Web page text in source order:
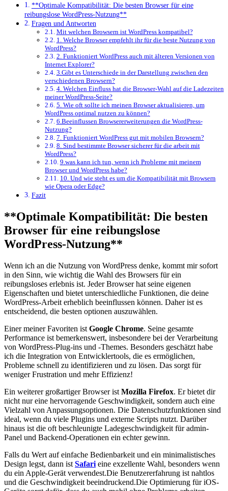
**Optimale⁢ Kompatibilität: Die besten ⁢Browser für eine
⁣reibungslose ​WordPress-Nutzung**
Fragen‌ und Antworten
Mit ‌welchen ⁣Browsern ‍ist WordPress‍ kompatibel?
1. Welche Browser​ empfehlt ihr für die beste⁣ Nutzung von
WordPress?
2. Funktioniert WordPress auch mit älteren ​Versionen von
Internet ‍Explorer?
3.Gibt es Unterschiede in der Darstellung zwischen ‍den
verschiedenen⁣ Browsern?
4. ⁣Welchen Einfluss hat⁢ die Browser-Wahl auf die ⁢Ladezeiten
meiner​ WordPress-Seite?
5. ‍Wie​ oft sollte ich⁢ meinen Browser aktualisieren, um
‍WordPress optimal nutzen zu können?
6.Beeinflussen Browsererweiterungen die WordPress-
Nutzung?
7.‍ Funktioniert WordPress gut mit mobilen ⁣Browsern?
8. Sind bestimmte ⁤Browser sicherer ⁣für die arbeit‌ mit​
WordPress?
9.was kann ich tun, ⁢wenn⁤ ich‌ Probleme mit‌ meinem‌
Browser und WordPress habe?
10. Und⁢ wie steht es um die Kompatibilität mit Browsern
wie Opera oder Edge?
Fazit
**Optimale⁢ Kompatibilität: Die besten
⁢Browser für eine ⁣reibungslose ​
WordPress-Nutzung**
Wenn ich an die ‌Nutzung⁢ von WordPress ⁢denke, kommt‌ mir sofort
in den Sinn, wie wichtig die Wahl des Browsers für ein
reibungsloses erlebnis ist. ⁢Jeder ⁤Browser hat seine eigenen
Eigenschaften und‌ bietet‍ unterschiedliche Funktionen, die deine
WordPress-Arbeit erheblich beeinflussen können. Daher ist es
entscheidend, ⁢die⁤ besten⁤ optionen auszuwählen.
Einer meiner Favoriten ist Google⁢ Chrome. Seine ‌gesamte
Performance ist bemerkenswert, ‍insbesondere bei der Verarbeitung
von WordPress-Plug-ins und -Themes. Besonders geschätzt habe
ich die⁤ Integration‍ von Entwicklertools, die ⁢es ermöglichen,
Probleme schnell zu identifizieren und zu lösen. Das sorgt ​für
weniger Frustration und mehr Effizienz!
Ein weiterer großartiger‌ Browser ist Mozilla Firefox. Er bietet dir
nicht nur⁤ eine​ hervorragende Geschwindigkeit, sondern auch ⁣eine
Vielzahl von Anpassungsoptionen. Die​ Datenschutzfunktionen sind
ideal, wenn du⁣ viele ⁢Plugins ⁣und externe Scripts ‍nutzt. Darüber
hinaus ‍ist die oft​ beschleunigte Ladegeschwindigkeit für ⁣admin-
Panel und⁢ Backend-Operationen ein echter gewinn.
Falls du Wert auf einfache Bedienbarkeit und ein minimalistisches
Design legst, dann ist Safari eine exzellente Wahl, besonders wenn
du‌ ein Apple-Gerät verwendest.Die Benutzererfahrung ist ⁣nahtlos
und ⁤die Geschwindigkeit​ beeindruckend.Die ⁢Optimierung für‍ iOS-